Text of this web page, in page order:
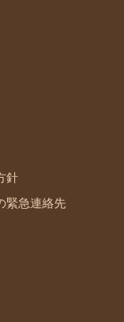
針
緊急連絡先